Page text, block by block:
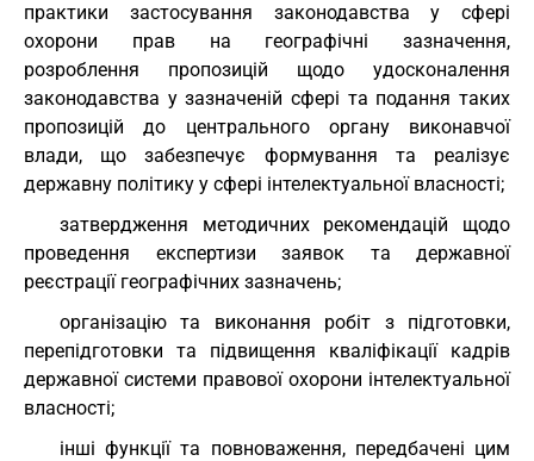
практики застосування законодавства у сфері
охорони прав на географічні зазначення,
розроблення пропозицій щодо удосконалення
законодавства у зазначеній сфері та подання таких
пропозицій до центрального органу виконавчої
влади, що забезпечує формування та реалізує
державну політику у сфері інтелектуальної власності;
затвердження методичних рекомендацій щодо
проведення експертизи заявок та державної
реєстрації географічних зазначень;
організацію та виконання робіт з підготовки,
перепідготовки та підвищення кваліфікації кадрів
державної системи правової охорони інтелектуальної
власності;
інші функції та повноваження, передбачені цим